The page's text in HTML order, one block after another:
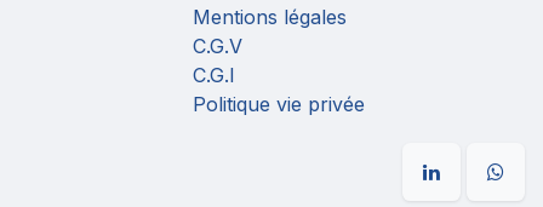
Mentions légales
C.G.V
C.G.I
Politique vie privée